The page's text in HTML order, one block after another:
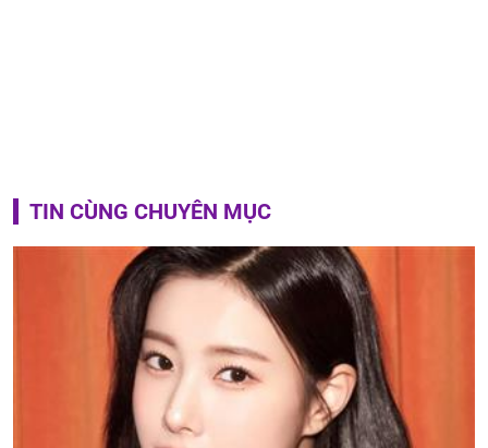
TIN CÙNG CHUYÊN MỤC